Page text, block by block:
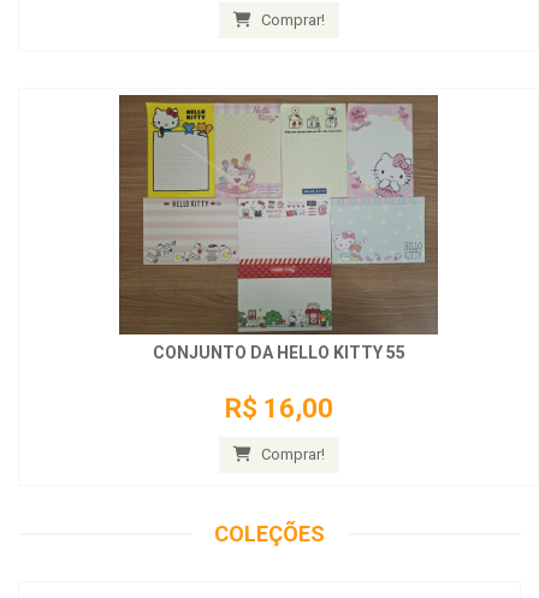
Comprar!
CONJUNTO DA HELLO KITTY 55
R$ 16,00
Comprar!
COLEÇÕES